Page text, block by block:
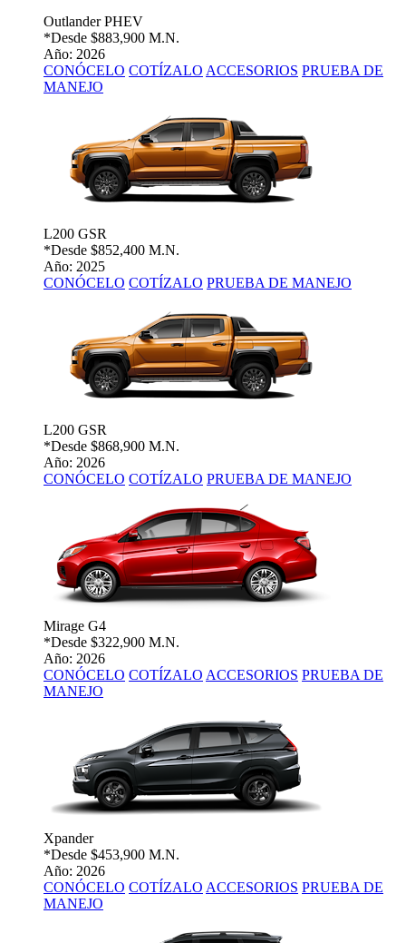
Outlander PHEV
*Desde $883,900 M.N.
Año: 2026
CONÓCELO COTÍZALO ACCESORIOS PRUEBA DE
MANEJO
L200 GSR
*Desde $852,400 M.N.
Año: 2025
CONÓCELO COTÍZALO PRUEBA DE MANEJO
L200 GSR
*Desde $868,900 M.N.
Año: 2026
CONÓCELO COTÍZALO PRUEBA DE MANEJO
Mirage G4
*Desde $322,900 M.N.
Año: 2026
CONÓCELO COTÍZALO ACCESORIOS PRUEBA DE
MANEJO
Xpander
*Desde $453,900 M.N.
Año: 2026
CONÓCELO COTÍZALO ACCESORIOS PRUEBA DE
MANEJO